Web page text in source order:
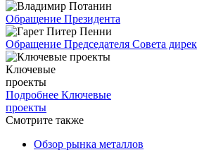
Обращение Президента
Обращение Председателя Совета
Ключевые
проекты
Подробнее Ключевые
проекты
Смотрите также
Обзор рынка металлов